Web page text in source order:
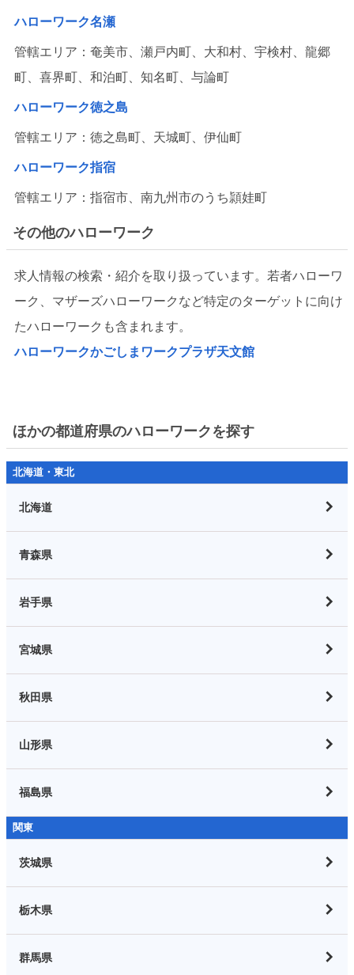
ハローワーク名瀬
管轄エリア：奄美市、瀬戸内町、大和村、宇検村、龍郷
町、喜界町、和泊町、知名町、与論町
ハローワーク徳之島
管轄エリア：徳之島町、天城町、伊仙町
ハローワーク指宿
管轄エリア：指宿市、南九州市のうち頴娃町
その他のハローワーク
求人情報の検索・紹介を取り扱っています。若者ハローワ
ーク、マザーズハローワークなど特定のターゲットに向け
たハローワークも含まれます。
ハローワークかごしまワークプラザ天文館
ほかの都道府県のハローワークを探す
北海道・東北
北海道
青森県
岩手県
宮城県
秋田県
山形県
福島県
関東
茨城県
栃木県
群馬県